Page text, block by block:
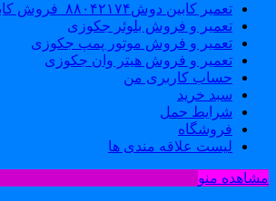
تعمیر کابین دوش۸۸۰۴۲۱۷۴_فروش کابین دوش
تعمیر و فروش بلوئر جکوزی
تعمیر و فروش موتور پمپ جکوزی
تعمیر و فروش هیتر وان جکوزی
حساب کاربری من
سبد خرید
شرایط حمل
فروشگاه
لیست علاقه مندی ها
منو